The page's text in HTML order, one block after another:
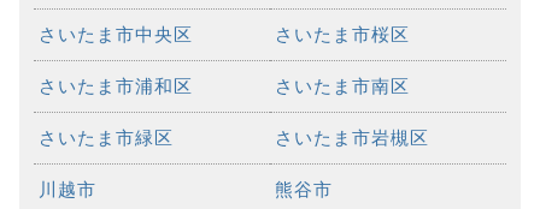
さいたま市中央区 さいたま市桜区
さいたま市浦和区 さいたま市南区
さいたま市緑区 さいたま市岩槻区
川越市 熊谷市